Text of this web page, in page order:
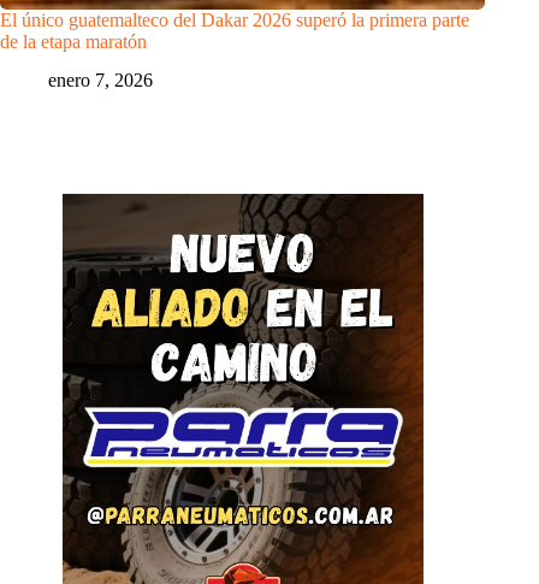
El único guatemalteco del Dakar 2026 superó la primera parte
de la etapa maratón
enero 7, 2026